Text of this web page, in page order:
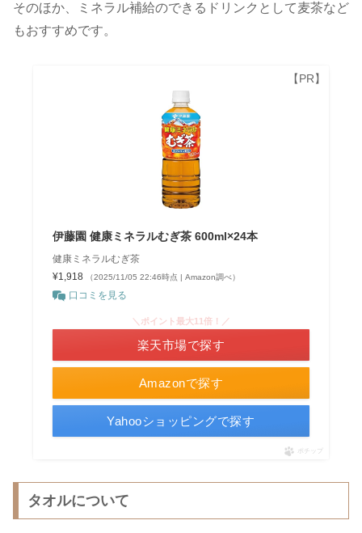
そのほか、ミネラル補給のできるドリンクとして麦茶など
もおすすめです。
伊藤園 健康ミネラルむぎ茶 600ml×24本
健康ミネラルむぎ茶
¥1,918
（2025/11/05 22:46時点 | Amazon調べ）
口コミを見る
Amazonで探す
＼ポイント最大11倍！／
楽天市場で探す
Yahooショッピングで探す
ポチップ
タオルについて